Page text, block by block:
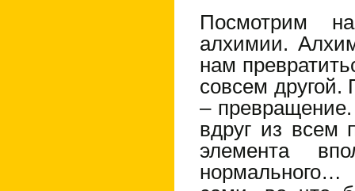
Посмотрим
алхимии.
нам
совсем другой.
–
вдруг из всем
элемента